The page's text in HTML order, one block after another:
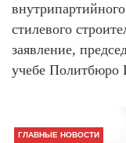
стилевого
заявление,
учебе
ГЛАВНЫЕ НОВОСТИ